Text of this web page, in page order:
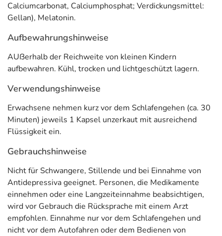
Calciumcarbonat, Calciumphosphat; Verdickungsmittel:
Gellan), Melatonin.
Aufbewahrungshinweise
AUßerhalb der Reichweite von kleinen Kindern
aufbewahren. Kühl, trocken und lichtgeschützt lagern.
Verwendungshinweise
Erwachsene nehmen kurz vor dem Schlafengehen (ca. 30
Minuten) jeweils 1 Kapsel unzerkaut mit ausreichend
Flüssigkeit ein.
Gebrauchshinweise
Nicht für Schwangere, Stillende und bei Einnahme von
Antidepressiva geeignet. Personen, die Medikamente
einnehmen oder eine Langzeiteinnahme beabsichtigen,
wird vor Gebrauch die Rücksprache mit einem Arzt
empfohlen. Einnahme nur vor dem Schlafengehen und
nicht vor dem Autofahren oder dem Bedienen von